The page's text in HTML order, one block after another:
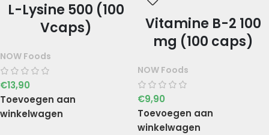
L-Lysine 500 (100
Vcaps)
NOW Foods
€13,90
Toevoegen aan
winkelwagen
Vitamine B-2 100
mg (100 caps)
NOW Foods
€9,90
Toevoegen aan
winkelwagen